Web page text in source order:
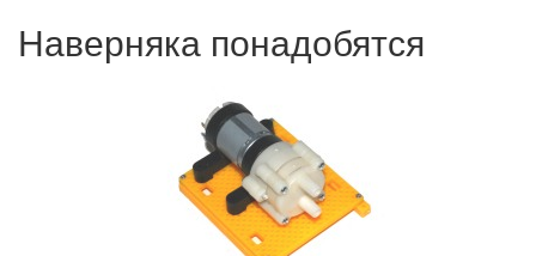
Наверняка понадобятся